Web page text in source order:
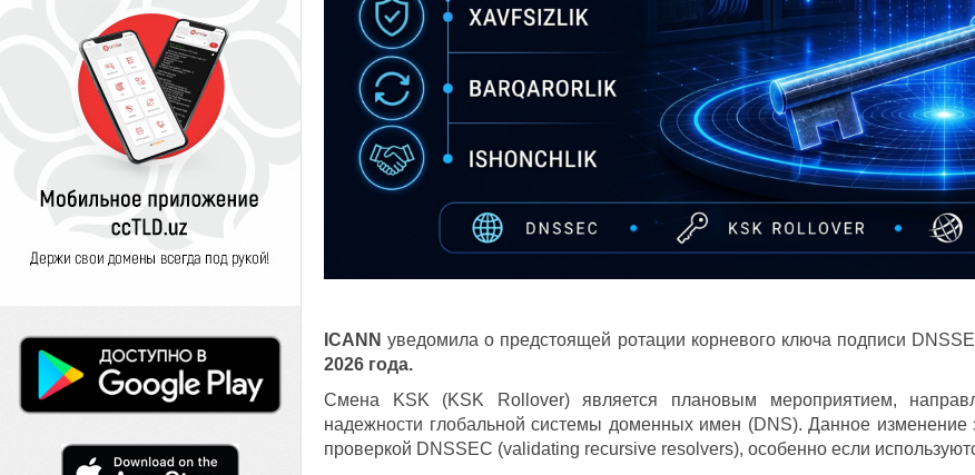
ICANN уведомила о предстоящей ротации корневого ключа подписи
2026 года.
Смена KSK (KSK Rollover) является плановым мероприятием,
надежности глобальной системы доменных имен (DNS). Данное изменение
проверкой DNSSEC (validating recursive resolvers), особенно если